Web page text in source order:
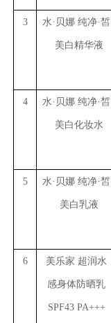
3 水·贝娜 纯净·皙
美白精华液
4 水·贝娜 纯净·皙
美白化妆水
5 水·贝娜 纯净·皙
美白乳液
6 美乐家 超润水
感身体防晒乳
SPF43 PA+++